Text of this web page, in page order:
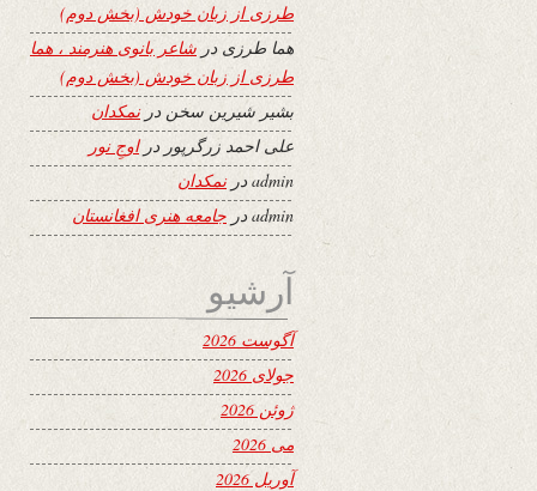
طرزی از زبان خودش (بخش دوم)
هما طرزی در شاعر بانوی هنرمند ، هما
طرزی از زبان خودش (بخش دوم)
بشیر شیرین سخن درنمکدان
علی احمد زرگرپور دراوجِ نور
adminدرنمکدان
admin در جامعه هنری افغانستان
آرشیو
آگوست 2026
جولای 2026
ژوئن 2026
می 2026
آوریل 2026